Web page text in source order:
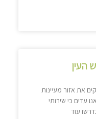
העין
את אזור מעיינות
עדים כי שירותי
עוד